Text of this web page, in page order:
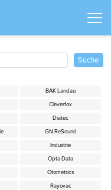
BAK Landau
Cleverfox
Diatec
GN ReSound
Industrie
Opta Data
Otometrics
Rayovac